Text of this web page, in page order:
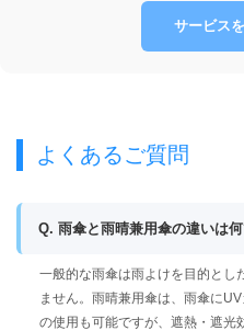
サービス
よくあるご質問
Q. 雨傘と雨晴兼用傘の違いは何
一般的な雨傘は雨よけを目的とし
ません。雨晴兼用傘は、雨傘に
の使用も可能ですが、遮熱・遮光